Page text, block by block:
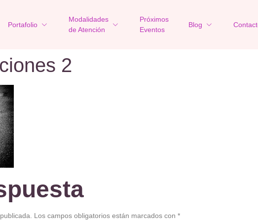
Portafolio
Modalidades
de Atención
Próximos
Eventos
Blog
2
Los campos obligatorios están marcados con *